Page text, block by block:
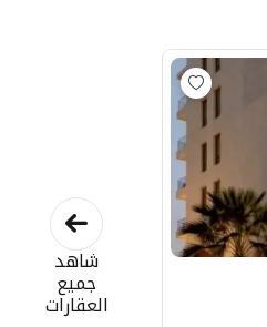
شاهد
جميع
العقارات